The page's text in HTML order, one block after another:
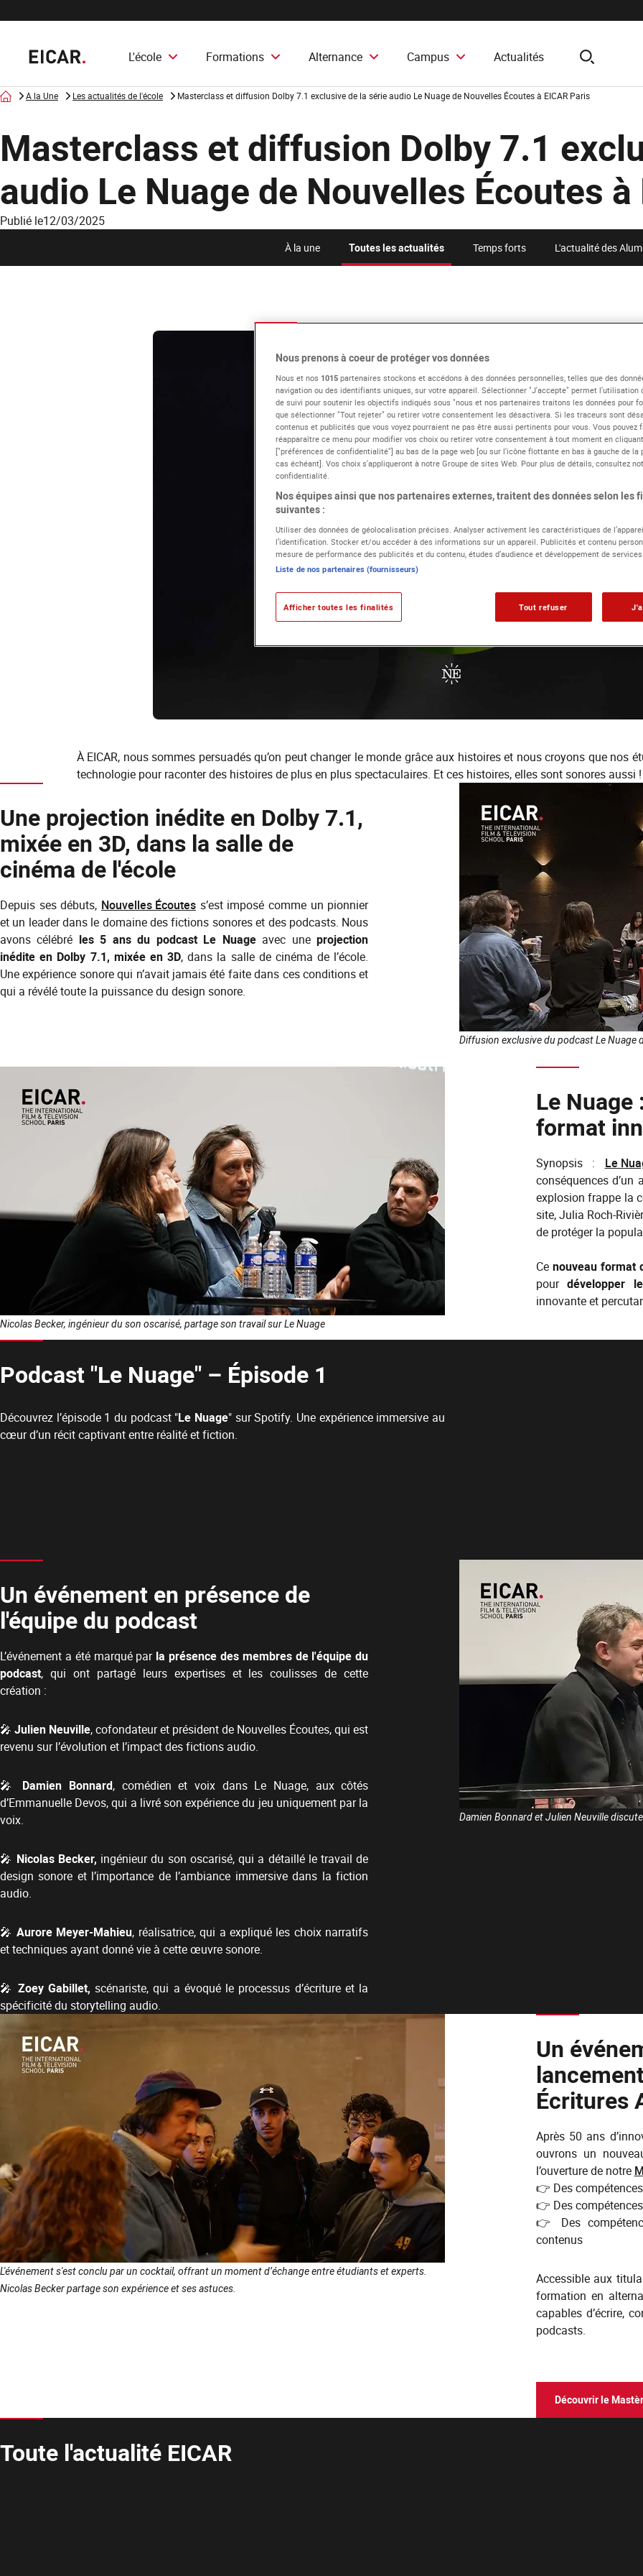
L'école Formations Alternance Campus Actualités search
AccueilA la Une Les actualités de l'école Masterclass et diffusion Dolby 7.1 exclusive de la série audio Le Nuage de Nouvelles Écoutes à EICAR Paris
Masterclass et diffusion Dolby 7.1
audio Le Nuage de Nouvelles Écoutes à
Publié le12/03/2025
À la une Toutes les actualités Temps forts L'actualité des
À EICAR, nous sommes persuadés qu’on peut changer le monde grâce aux histoires et nous croyons que nos
technologie pour raconter des histoires de plus en plus spectaculaires. Et ces histoires, elles sont sonores aussi !
Diffusion exclusive du podcast Le Nuage
Une projection inédite en Dolby 7.1,
mixée en 3D, dans la salle de
cinéma de l'école
Depuis ses débuts, Nouvelles Écoutess’est imposé comme un pionnier
et un leader dans le domaine des fictions sonores et des podcasts. Nous
avons célébré les 5 ans du podcast Le Nuageavec uneprojection
inédite en Dolby 7.1, mixée en 3D, dans la salle de cinéma de l’école.
Une expérience sonore qui n’avait jamais été faite dans ces conditions et
qui a révélé toute la puissance du design sonore.
Le
format
Synopsis : Le
conséquences
explosion frappe la
site, Julia Roch-
de protéger la
Ce nouveau format
pourdévelopper
innovante et
Nicolas Becker, ingénieur du son oscarisé, partage son travail sur Le Nuage
Podcast "Le Nuage" – Épisode 1
Découvrez l’épisode 1 du podcast "Le Nuage" sur Spotify. Une expérience immersive au
cœur d’un récit captivant entre réalité et fiction.
Damien Bonnard et Julien Neuville
Un événement en présence de
l'équipe du podcast
L’événement a été marqué par la présence des membres de l'équipe du
podcast, qui ont partagé leurs expertises et les coulisses de cette
création :
🎤Julien Neuville, cofondateur et président de Nouvelles Écoutes, qui est
revenu sur l’évolution et l’impact des fictions audio.
🎤 Damien Bonnard, comédien et voix dans Le Nuage, aux côtés
d’Emmanuelle Devos, qui a livré son expérience du jeu uniquement par la
voix.
🎤 Nicolas Becker, ingénieur du son oscarisé, qui a détaillé le travail de
design sonore et l’importance de l’ambiance immersive dans la fiction
audio.
🎤 Aurore Meyer-Mahieu, réalisatrice, qui a expliqué les choix narratifs
et techniques ayant donné vie à cette œuvre sonore.
🎤 Zoey Gabillet, scénariste, qui a évoqué le processus d’écriture et la
spécificité du storytelling audio.
Un
Écritures
Après 50 ans
ouvrons un
l’ouverture de notre
👉 Des
👉 Des
👉 Des
contenus
Accessible aux
formation en
capables d’écrire,
podcasts.
Découvrir le
L'événement s'est conclu par un cocktail, offrant un moment d’échange entre étudiants et experts.
Nicolas Becker partage son expérience et ses astuces.
Toute l'actualité EICAR
Nous prenons à coeur de protéger vos données
Nous et nos 1015 partenaires stockons et accédons à des données personnelles, telles que des
navigation ou des identifiants uniques, sur votre appareil. Sélectionner "J'accepte" permet l'utilisation
de suivi pour soutenir les objectifs indiqués sous "nous et nos partenaires traitons les données pour
que sélectionner "Tout rejeter" ou retirer votre consentement les désactivera. Si les traceurs sont
contenus et publicités que vous voyez pourraient ne pas être aussi pertinents pour vous. Vous pouvez
réapparaître ce menu pour modifier vos choix ou retirer votre consentement à tout moment en
["préférences de confidentialité"] au bas de la page web [ou sur l'icône flottante en bas à gauche de la
cas échéant]. Vos choix s'appliqueront à notre Groupe de sites Web. Pour plus de détails, consultez
confidentialité.
Nos équipes ainsi que nos partenaires externes, traitent des données selon les
suivantes :
Utiliser des données de géolocalisation précises. Analyser activement les caractéristiques de
l’identification. Stocker et/ou accéder à des informations sur un appareil. Publicités et contenu
mesure de performance des publicités et du contenu, études d’audience et développement de
Liste de nos partenaires (fournisseurs)
Tout refuser
Afficher toutes les finalités